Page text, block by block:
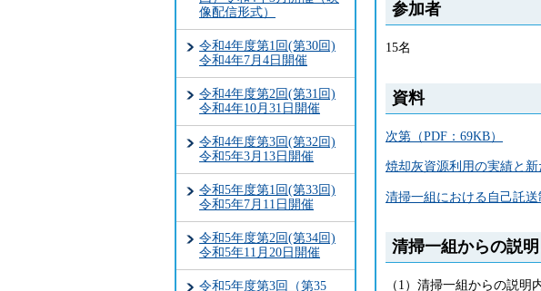
像配信形式）
令和4年度第1回(第30回)
令和4年7月4日開催
令和4年度第2回(第31回)
令和4年10月31日開催
令和4年度第3回(第32回)
令和5年3月13日開催
令和5年度第1回(第33回)
令和5年7月11日開催
令和5年度第2回(第34回)
令和5年11月20日開催
令和5年度第3回（第35
参加者
15名
資料
次第（PDF：69KB）
焼却灰資源利用の実績と新
清掃一組における自己託送
清掃一組からの説
（1）清掃一組からの説明